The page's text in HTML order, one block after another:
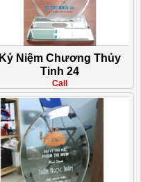
Kỷ Niệm Chương Thủy
Tinh 24
Call